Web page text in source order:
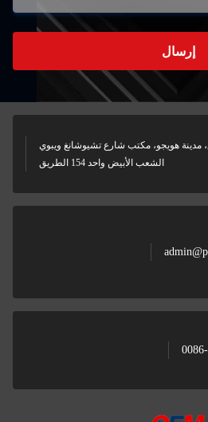
إرسال
مدينة هويجو، مكتب شارع تشيوشانغ ويبوي
الشعب الأبيض واحد 154 الطريق